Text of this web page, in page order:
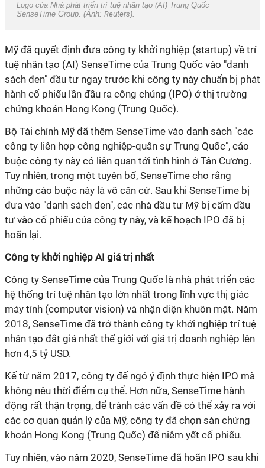
Logo của Nhà phát triển trí tuệ nhân tạo (AI) Trung Quốc
SenseTime Group. (Ảnh: Reuters).
Mỹ đã quyết định đưa công ty khởi nghiệp (startup) về trí
tuệ nhân tạo (AI) SenseTime của Trung Quốc vào "danh
sách đen" đầu tư ngay trước khi công ty này chuẩn bị phát
hành cổ phiếu lần đầu ra công chúng (IPO) ở thị trường
chứng khoán Hong Kong (Trung Quốc).
Bộ Tài chính Mỹ đã thêm SenseTime vào danh sách "các
công ty liên hợp công nghiệp-quân sự Trung Quốc", cáo
buộc công ty này có liên quan tới tình hình ở Tân Cương.
Tuy nhiên, trong một tuyên bố, SenseTime cho rằng
những cáo buộc này là vô căn cứ. Sau khi SenseTime bị
đưa vào "danh sách đen", các nhà đầu tư Mỹ bị cấm đầu
tư vào cổ phiếu của công ty này, và kế hoạch IPO đã bị
hoãn lại.
Công ty khởi nghiệp AI giá trị nhất
Công ty SenseTime của Trung Quốc là nhà phát triển các
hệ thống trí tuệ nhân tạo lớn nhất trong lĩnh vực thị giác
máy tính (computer vision) và nhận diện khuôn mặt. Năm
2018, SenseTime đã trở thành công ty khởi nghiệp trí tuệ
nhân tạo đắt giá nhất thế giới với giá trị doanh nghiệp lên
hơn 4,5 tỷ USD.
Kể từ năm 2017, công ty để ngỏ ý định thực hiện IPO mà
không nêu thời điểm cụ thể. Hơn nữa, SenseTime hành
động rất thận trọng, để tránh các vấn đề có thể xảy ra với
các cơ quan quản lý của Mỹ, công ty đã chọn sàn chứng
khoán Hong Kong (Trung Quốc) để niêm yết cổ phiếu.
Tuy nhiên, vào năm 2020, SenseTime đã hoãn IPO sau khi